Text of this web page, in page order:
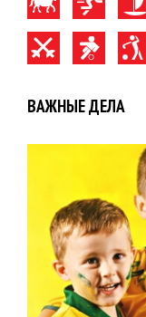
ВАЖНЫЕ ДЕЛА